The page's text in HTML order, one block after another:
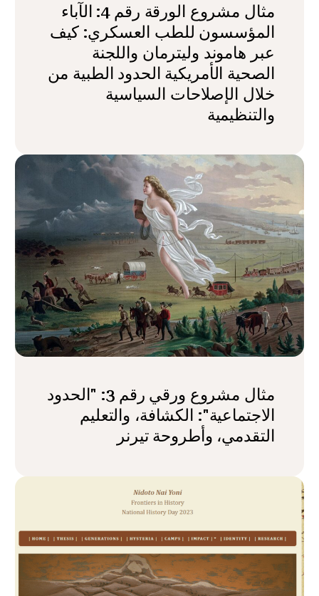
مثال مشروع الورقة رقم 4: الآباء
المؤسسون للطب العسكري: كيف
عبر هاموند وليترمان واللجنة
الصحية الأمريكية الحدود الطبية من
خلال الإصلاحات السياسية
والتنظيمية
مثال مشروع ورقي رقم 3: "الحدود
الاجتماعية": الكشافة، والتعليم
التقدمي، وأطروحة تيرنر